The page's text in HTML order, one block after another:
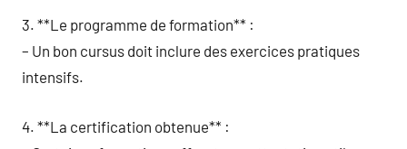
3. **Le programme de formation** :
– Un bon cursus doit inclure des exercices pratiques
intensifs.
4. **La certification obtenue** :